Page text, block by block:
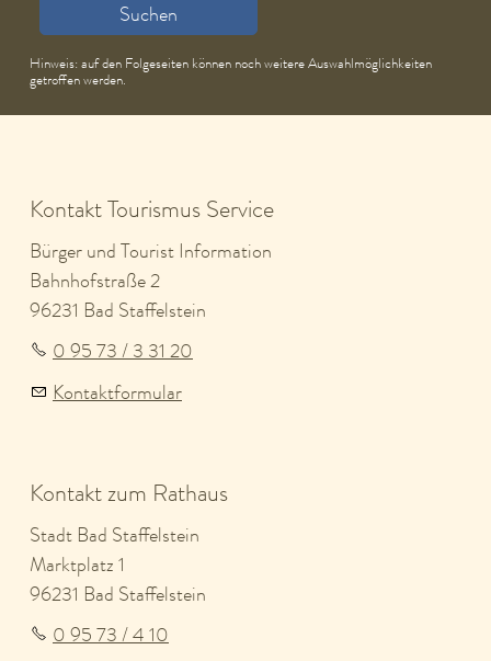
Suchen
Hinweis: auf den Folgeseiten können noch weitere Auswahlmöglichkeiten
getroffen werden.
Kontakt Tourismus Service
Bürger und Tourist Information
Bahnhofstraße 2
96231 Bad Staffelstein
0 95 73 / 3 31 20
Kontaktformular
Kontakt zum Rathaus
Stadt Bad Staffelstein
Marktplatz 1
96231 Bad Staffelstein
0 95 73 / 4 10